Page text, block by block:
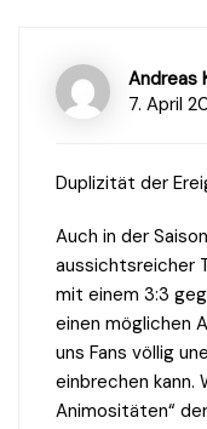
Andreas
7. April
Duplizität der
Auch in der
aussichtsreicher
mit einem 3:3
einen möglichen
uns Fans völlig
einbrechen kann.
Animositäten“